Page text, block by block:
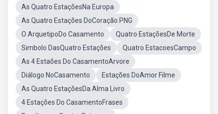
As Quatro EstaçõesNa Europa
As Quatro Estações DoCoração PNG
O ArquetipoDo Casamento
Quatro EstaçõesDe Morte
Simbolo DasQuatro Estações
Quatro EstacoesCampo
As 4 Estaões Do CasamentoArvore
Diálogo NoCasamento
Estações DoAmor Filme
As Quatro EstaçõesDa Alma Livro
4 Estações Do CasamentoFrases